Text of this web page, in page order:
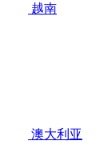
越南
澳大利亚